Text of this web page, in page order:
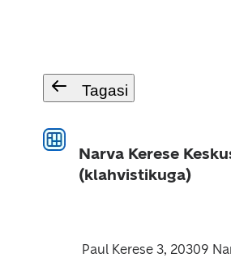
Tagasi
Narva Kerese
(klahvistikuga)
Paul Kerese 3, 20309